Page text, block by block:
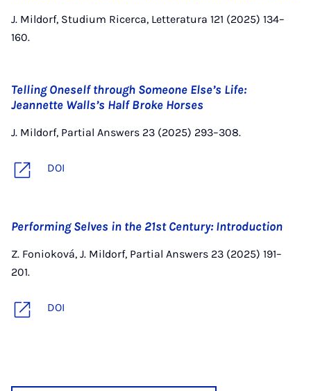
J. Mildorf, Studium Ricerca, Letteratura 121 (2025) 134–
160.
Telling Oneself through Someone Else’s Life:
Jeannette Walls’s Half Broke Horses
J. Mildorf, Partial Answers 23 (2025) 293–308.
DOI
Performing Selves in the 21st Century: Introduction
Z. Fonioková, J. Mildorf, Partial Answers 23 (2025) 191–
201.
DOI